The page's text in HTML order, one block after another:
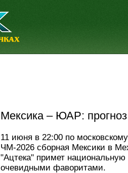
Мексика – ЮАР:
11 июня в 22:00 по
ЧМ-2026 сборная Мексики в
"Ацтека" примет
очевидными фаворитами.